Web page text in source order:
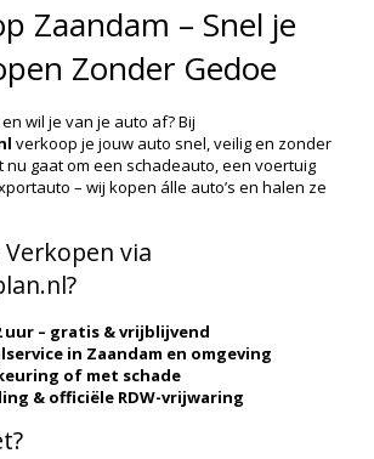
Zaandam – Snel je
Zonder Gedoe
wil je van je auto af? Bij
verkoop je jouw auto snel, veilig en zonder
nu gaat om een schadeauto, een voertuig
– wij kopen álle auto’s en halen ze
via
uur – gratis & vrijblijvend
in Zaandam en omgeving
of met schade
& officiële RDW-vrijwaring